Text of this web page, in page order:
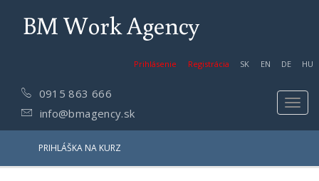
BM Work Agency
Prihlásenie Registrácia SK EN DE HU
0915 863 666
info@bmagency.sk
PRIHLÁŠKA NA KURZ